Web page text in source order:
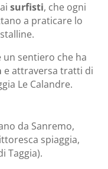
surfisti, che ogni
a praticare lo
un sentiero che ha
e attraversa tratti di
Le Calandre.
da Sanremo,
spiaggia,
Taggia).